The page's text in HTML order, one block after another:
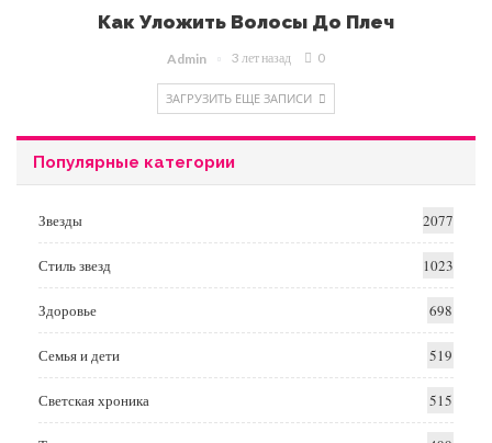
Как Уложить Волосы До Плеч
Admin 3 лет назад 0
ЗАГРУЗИТЬ ЕЩЕ ЗАПИСИ
Популярные категории
Звезды 2077
Стиль звезд 1023
Здоровье 698
Семья и дети 519
Светская хроника 515